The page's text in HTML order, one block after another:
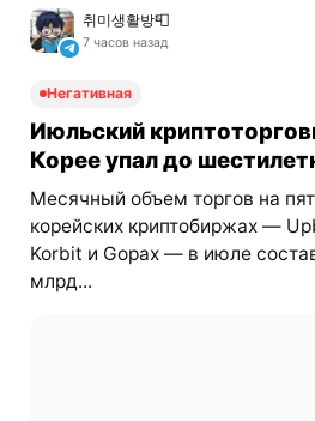
취미생활방📮
7 часов назад
Негативная
Июльский
Корее упал до
Месячный объем торгов на
корейских криптобиржах —
Korbit и Gopax — в июле
млрд...